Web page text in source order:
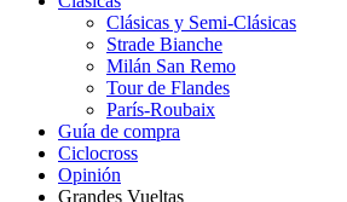
Clásicas y Semi-Clásicas
Strade Bianche
Milán San Remo
Tour de Flandes
París-Roubaix
Guía de compra
Ciclocross
Opinión
Grandes Vueltas